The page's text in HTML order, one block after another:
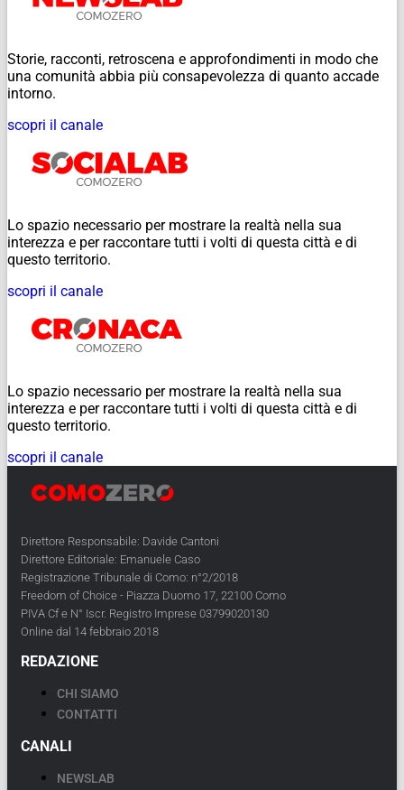
Storie, racconti, retroscena e approfondimenti in modo che
una comunità abbia più consapevolezza di quanto accade
intorno.
scopri il canale
Lo spazio necessario per mostrare la realtà nella sua
interezza e per raccontare tutti i volti di questa città e di
questo territorio.
scopri il canale
Lo spazio necessario per mostrare la realtà nella sua
interezza e per raccontare tutti i volti di questa città e di
questo territorio.
scopri il canale
Direttore Responsabile: Davide Cantoni
Direttore Editoriale: Emanuele Caso
Registrazione Tribunale di Como: n°2/2018
Freedom of Choice - Piazza Duomo 17, 22100 Como
PIVA Cf e N° Iscr. Registro Imprese 03799020130
Online dal 14 febbraio 2018
REDAZIONE
CHI SIAMO
CONTATTI
CANALI
NEWSLAB